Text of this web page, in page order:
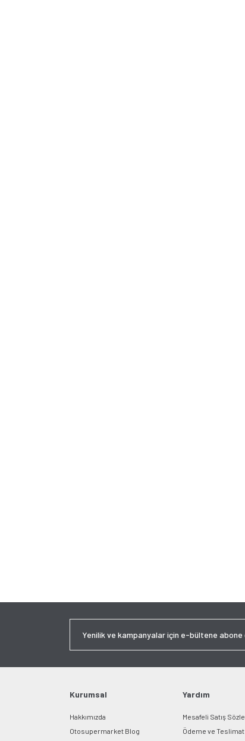
Kurumsal
Hakkımızda
Otosupermarket Blog
Yardım
Mesafeli Satış
Ödeme ve Teslimat